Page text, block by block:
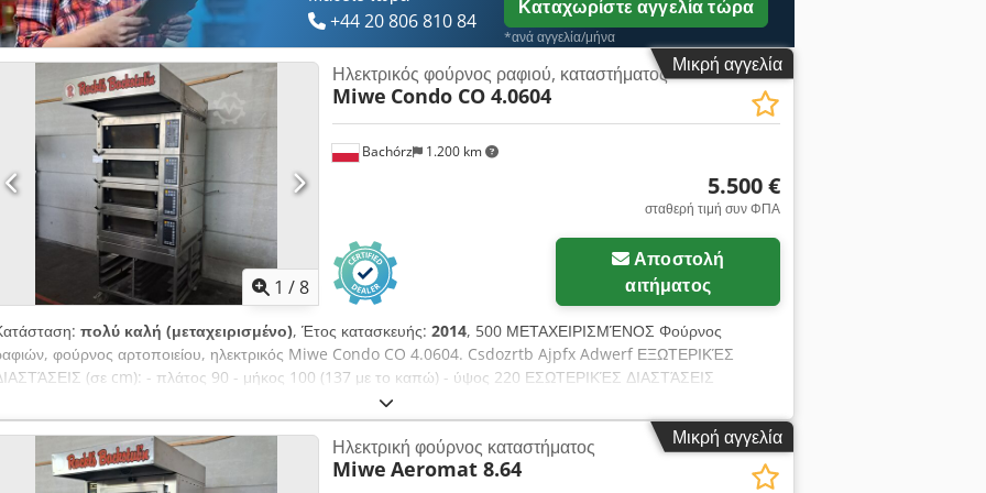
προφίλ μας στο Bakeres.
+44 20 806 810 84
Καταχωρίστε αγγελία τώρα
*ανά αγγελία/μήνα
Μικρή αγγελία
1 /8
Bachórz 1.200 km
Ηλεκτρικός φούρνος ραφιού, καταστήματος
Miwe Condo CO 4.0604
5.500 €
σταθερή τιμή συν ΦΠΑ
Αποστολή
αιτήματος
πολύ καλή (μεταχειρισμένο), Έτος κατασκευής: 2014, 500 ΜΕΤΑΧΕΙΡΙΣΜΈΝΟΣ Φούρνος
φούρνος αρτοποιείου, ηλεκτρικός Miwe Condo CO 4.0604. Csdozrtb Ajpfx Adwerf ΕΞΩΤΕΡΙΚΈΣ
(σε cm): - πλάτος 90 - μήκος 100 (137 με το καπώ) - ύψος 220 ΕΣΩΤΕΡΙΚΈΣ ΔΙΑΣΤΆΣΕΙΣ
ΘΑΛΆΜΟΥ ΨΗΣΙΜΆΤΟΣ (σε cm): - πλάτος 60 - μήκος 43 - ύψος 15 (3 κάτω), 20 (πάνω) ΤΕΧΝΙΚΆ
- έτος κατασκευής: 2014 - 4 θάλαμοι για ταψιά 60x40 - τροφοδοσία: 400V 50Hz - ισχύς:
17,3kW ΕΞΟΠΛΙΣΜΌΣ: - καπώ - σύστημα υγρασίας Διαθέσιμες επιπλέον χρεώσιμες επιλογές: μεταφορά. Η
αναφερόμενη τιμή είναι καθαρή τιμή. ΜΙΛΆΜΕ ΑΓΓΛΙΚΆ, ΓΕΡΜΑΝΙΚΆ, ΓΑΛΛΙΚΆ, ΡΩΣΙΚΆ, ΟΥΚΡΑΪΝΙΚΆ. Στην
Μικρή αγγελία
Ηλεκτρική φούρνος καταστήματος
Miwe Aeromat 8.64